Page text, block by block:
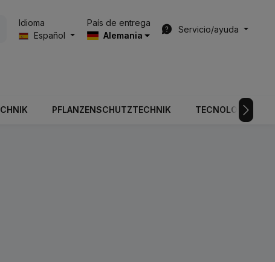
Idioma
Español
País de entrega
Alemania
Servicio/ayuda
PFLANZENSCHUTZTECHNIK TECNOLOGÍA DE